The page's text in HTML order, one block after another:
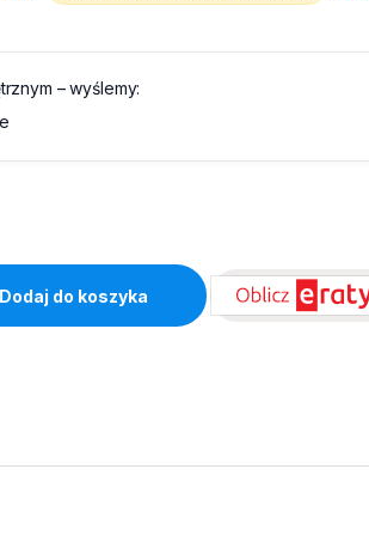
– wyślemy:
GHz cache 18MB quantity
Dodaj do koszyka